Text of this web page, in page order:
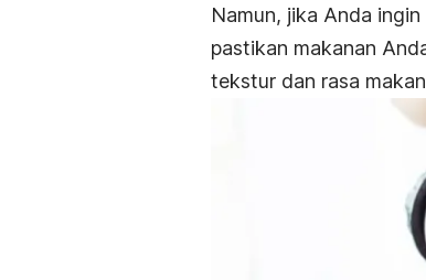
Namun, jika Anda
pastikan makanan
tekstur dan rasa